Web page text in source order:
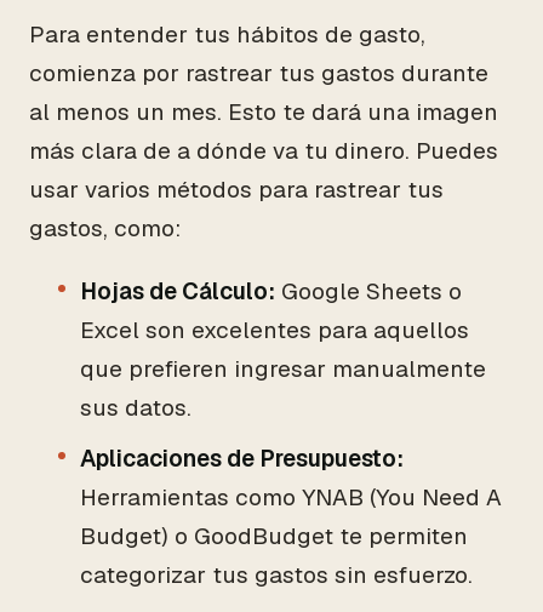
Para entender tus hábitos de gasto,
comienza por rastrear tus gastos durante
al menos un mes. Esto te dará una imagen
más clara de a dónde va tu dinero. Puedes
usar varios métodos para rastrear tus
gastos, como:
Hojas de Cálculo: Google Sheets o
Excel son excelentes para aquellos
que prefieren ingresar manualmente
sus datos.
Aplicaciones de Presupuesto:
Herramientas como YNAB (You Need A
Budget) o GoodBudget te permiten
categorizar tus gastos sin esfuerzo.